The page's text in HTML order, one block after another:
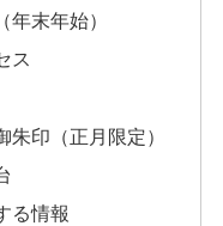
年末年始）
ス
朱印（正月限定）
る情報